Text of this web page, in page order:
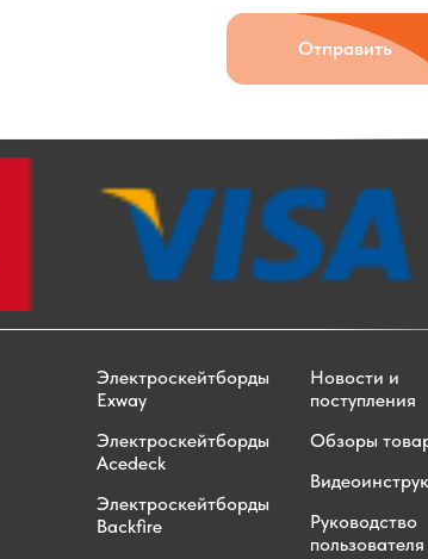
Отправить
Электроскейтборды
Exway
Электроскейтборды
Acedeck
Электроскейтборды
Backfire
Новости и
поступления
Обзоры
Руководство
пользователя